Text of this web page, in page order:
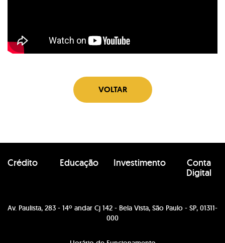
VOLTAR
Crédito Educação Investimento
Conta
Digital
Av. Paulista, 283 - 14º andar Cj 142 - Bela Vista, São Paulo - SP, 01311-
000